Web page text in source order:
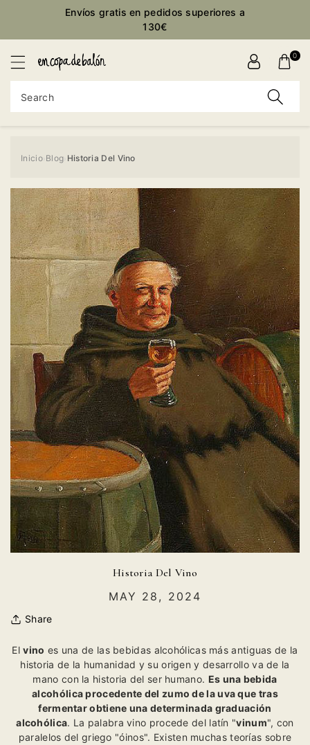
Envíos gratis en pedidos superiores a
130€
Search
0
Inicio› Blog Historia Del Vino
Historia Del Vino
MAY 28, 2024
Share
El vino es una de las bebidas alcohólicas más antiguas de la
historia de la humanidad y su origen y desarrollo va de la
mano con la historia del ser humano. Es una bebida
alcohólica procedente del zumo de la uva que tras
fermentar obtiene una determinada graduación
alcohólica. La palabra vino procede del latín "vinum", con
paralelos del griego "óinos". Existen muchas teorías sobre